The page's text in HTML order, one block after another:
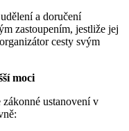
a doručení
zastoupením, jestliže jej
cesty svým
moci
ustanovení v